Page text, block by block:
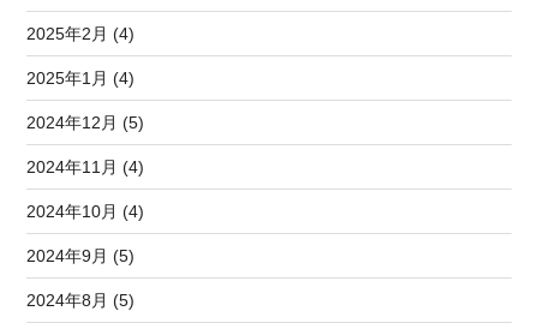
2025年2月 (4)
2025年1月 (4)
2024年12月 (5)
2024年11月 (4)
2024年10月 (4)
2024年9月 (5)
2024年8月 (5)